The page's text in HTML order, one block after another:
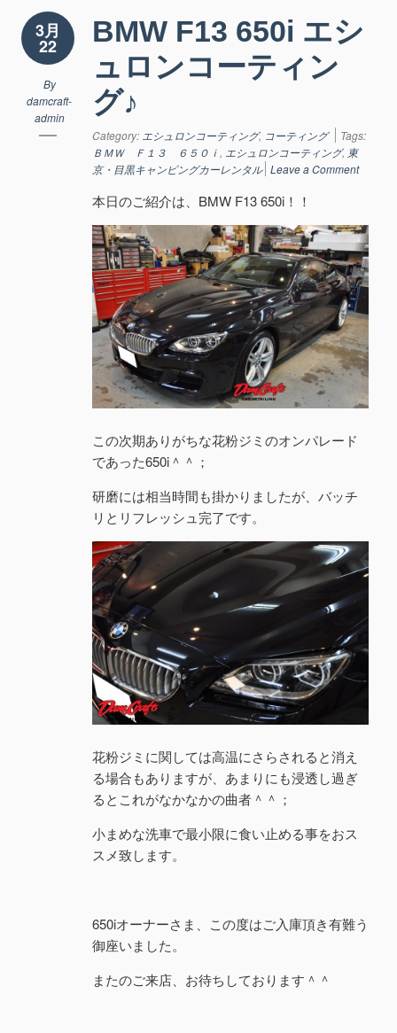
3月
22
By
damcraft-
admin
BMW F13 650i エシ
ュロンコーティン
グ♪
Category: エシュロンコーティング, コーティング
Tags:
ＢＭＷ Ｆ１３ ６５０ｉ , エシュロンコーティング, 東
京・目黒キャンピングカーレンタル Leave a Comment
本日のご紹介は、BMW F13 650i！！
この次期ありがちな花粉ジミのオンパレード
であった650i＾＾；
研磨には相当時間も掛かりましたが、バッチ
リとリフレッシュ完了です。
花粉ジミに関しては高温にさらされると消え
る場合もありますが、あまりにも浸透し過ぎ
るとこれがなかなかの曲者＾＾；
小まめな洗車で最小限に食い止める事をおス
スメ致します。
650iオーナーさま、この度はご入庫頂き有難う
御座いました。
またのご来店、お待ちしております＾＾